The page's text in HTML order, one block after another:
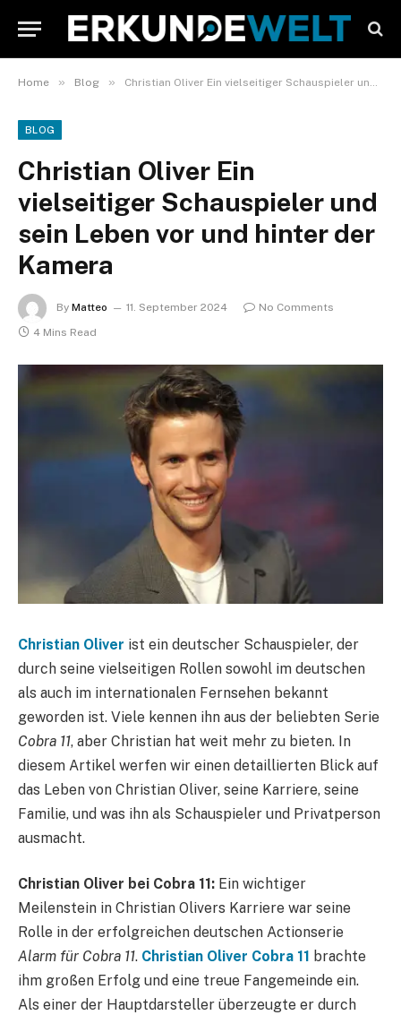
Home » Blog » Christian Oliver Ein vielseitiger Schauspieler und sein Leben vor und hinter der Kamera
BLOG
Christian Oliver Ein
vielseitiger Schauspieler und
sein Leben vor und hinter der
Kamera
By Matteo 11. September 2024
No Comments
4 Mins Read
Christian Oliver ist ein deutscher Schauspieler, der
durch seine vielseitigen Rollen sowohl im deutschen
als auch im internationalen Fernsehen bekannt
geworden ist. Viele kennen ihn aus der beliebten Serie
Cobra 11, aber Christian hat weit mehr zu bieten. In
diesem Artikel werfen wir einen detaillierten Blick auf
das Leben von Christian Oliver, seine Karriere, seine
Familie, und was ihn als Schauspieler und Privatperson
ausmacht.
Christian Oliver bei Cobra 11: Ein wichtiger
Meilenstein in Christian Olivers Karriere war seine
Rolle in der erfolgreichen deutschen Actionserie
Alarm für Cobra 11. Christian Oliver Cobra 11 brachte
ihm großen Erfolg und eine treue Fangemeinde ein.
Als einer der Hauptdarsteller überzeugte er durch